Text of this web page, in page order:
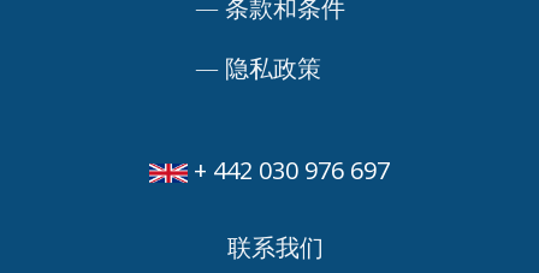
—条款和条件
— 隐私政策
+ 442 030 976 697
联系我们